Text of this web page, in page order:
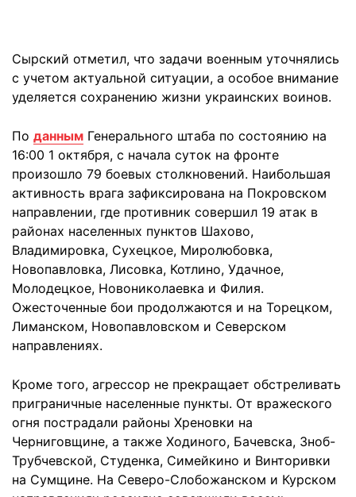
Сырский отметил, что задачи военным уточнялись
с учетом актуальной ситуации, а особое внимание
уделяется сохранению жизни украинских воинов.
По данным Генерального штаба по состоянию на
16:00 1 октября, с начала суток на фронте
произошло 79 боевых столкновений. Наибольшая
активность врага зафиксирована на Покровском
направлении, где противник совершил 19 атак в
районах населенных пунктов Шахово,
Владимировка, Сухецкое, Миролюбовка,
Новопавловка, Лисовка, Котлино, Удачное,
Молодецкое, Новониколаевка и Филия.
Ожесточенные бои продолжаются и на Торецком,
Лиманском, Новопавловском и Северском
направлениях.
Кроме того, агрессор не прекращает обстреливать
приграничные населенные пункты. От вражеского
огня пострадали районы Хреновки на
Черниговщине, а также Ходиного, Бачевска, Зноб-
Трубчевской, Студенка, Симейкино и Винторивки
на Сумщине. На Северо-Слобожанском и Курском